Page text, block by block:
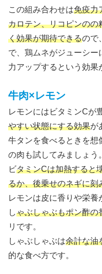
この組み合わせは免疫力
カロテン、リコピンのの
く効果が期待できるので
で、鶏ムネがジューシー
力アップするという効果
牛肉×レモン
レモンにはビタミンCが
やすい状態にする効果が
牛タンを食べるときを想
の肉も試してみましょう。
ビタミンCは加熱すると
るか、後乗せのネギに刻
レモンは皮に香りや栄養
しゃぶしゃぶもポン酢の
リです。
しゃぶしゃぶは余計な油
的な食べ方です。